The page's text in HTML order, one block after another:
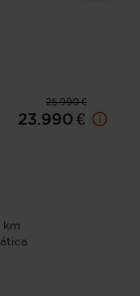
25.990 €
23.990 €
km